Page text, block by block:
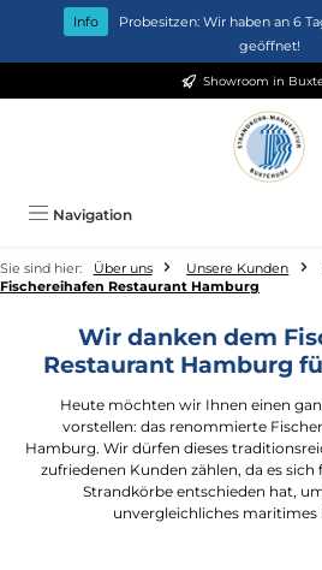
Zum Hauptinhalt springen
Info
Probesitzen: Wir haben an 6
geöffnet!
Showroom in
Navigation
Sie sind hier: Über uns Unsere Kunden
Fischereihafen Restaurant Hamburg
Wir danken dem
Restaurant Hamburg
Heute möchten wir Ihnen einen
vorstellen: das renommierte
Hamburg. Wir dürfen dieses
zufriedenen Kunden zählen, da es
Strandkörbe entschieden hat,
unvergleichliches maritimes